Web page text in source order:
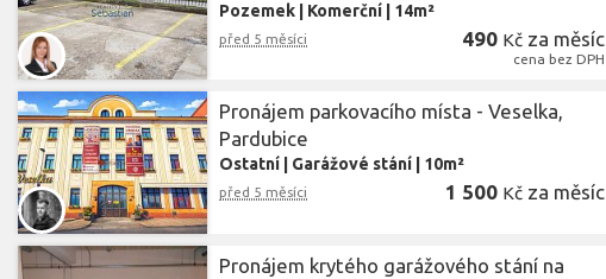
Lokalita Lokalita
Lokalita
Cena
Pozemek Komerční 14m²
před 5 měsíci 490 Kč za měsíc
cena bez DPH
Pronájem parkovacího místa - Veselka,
Pardubice
Ostatní Garážové stání 10m²
před 5 měsíci 1 500 Kč za měsíc
Pronájem krytého garážového stání na